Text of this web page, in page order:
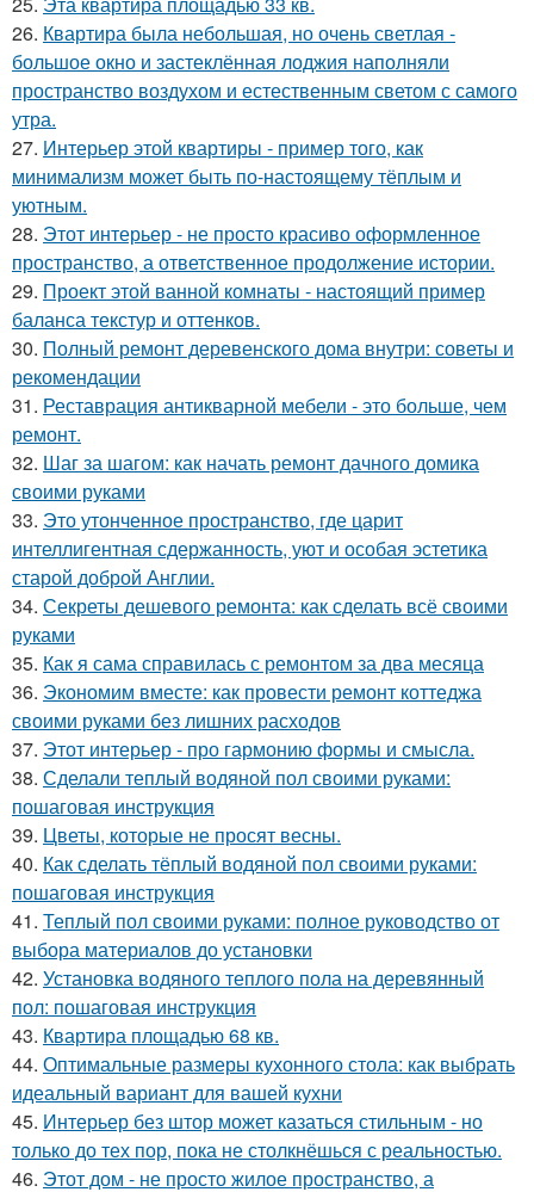
26. Квартира была небольшая, но очень светлая -
большое окно и застеклённая лоджия наполняли
пространство воздухом и естественным светом с самого
утра.
27. Интерьер этой квартиры - пример того, как
минимализм может быть по-настоящему тёплым и
уютным.
28. Этот интерьер - не просто красиво оформленное
пространство, а ответственное продолжение истории.
29. Проект этой ванной комнаты - настоящий пример
баланса текстур и оттенков.
30. Полный ремонт деревенского дома внутри: советы и
рекомендации
31. Реставрация антикварной мебели - это больше, чем
ремонт.
32. Шаг за шагом: как начать ремонт дачного домика
своими руками
33. Это утонченное пространство, где царит
интеллигентная сдержанность, уют и особая эстетика
старой доброй Англии.
34. Секреты дешевого ремонта: как сделать всё своими
руками
35. Как я сама справилась с ремонтом за два месяца
36. Экономим вместе: как провести ремонт коттеджа
своими руками без лишних расходов
37. Этот интерьер - про гармонию формы и смысла.
38. Сделали теплый водяной пол своими руками:
пошаговая инструкция
39. Цветы, которые не просят весны.
40. Как сделать тёплый водяной пол своими руками:
пошаговая инструкция
41. Теплый пол своими руками: полное руководство от
выбора материалов до установки
42. Установка водяного теплого пола на деревянный
пол: пошаговая инструкция
43. Квартира площадью 68 кв.
44. Оптимальные размеры кухонного стола: как выбрать
идеальный вариант для вашей кухни
45. Интерьер без штор может казаться стильным - но
только до тех пор, пока не столкнёшься с реальностью.
46. Этот дом - не просто жилое пространство, а